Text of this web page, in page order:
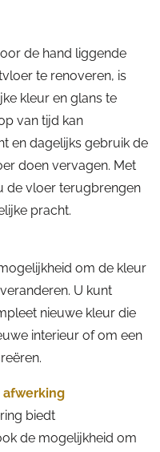
de hand liggende
te renoveren, is
kleur en glans te
van tijd kan
en dagelijks gebruik de
doen vervagen. Met
de vloer terugbrengen
pracht.
om de kleur
U kunt
nieuwe kleur die
interieur of om een
afwerking
biedt
de mogelijkheid om